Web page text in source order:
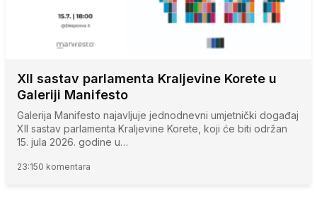
XII sastav parlamenta Kraljevine Korete u
Galeriji Manifesto
Galerija Manifesto najavljuje jednodnevni umjetnički događaj
XII sastav parlamenta Kraljevine Korete, koji će biti održan
15. jula 2026. godine u…
23:150 komentara